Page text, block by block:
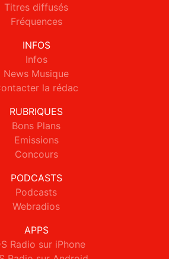
Titres diffusés
Fréquences
INFOS
Infos
News Musique
la rédac
RUBRIQUES
Bons Plans
Emissions
Concours
PODCASTS
Podcasts
Webradios
APPS
Radio sur iPhone